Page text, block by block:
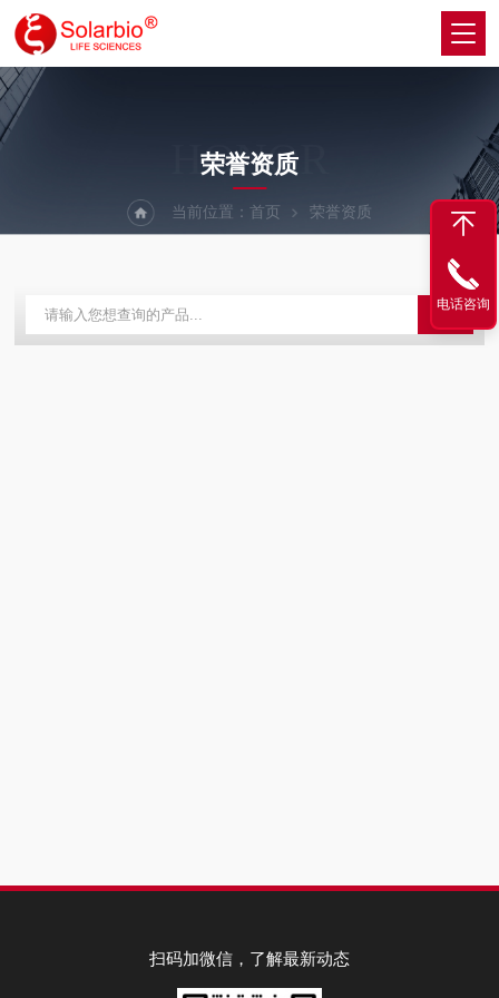
HONOR
荣誉资质
当前位置： 首页 荣誉资质
扫码加微信，了解最新动态
电话咨询